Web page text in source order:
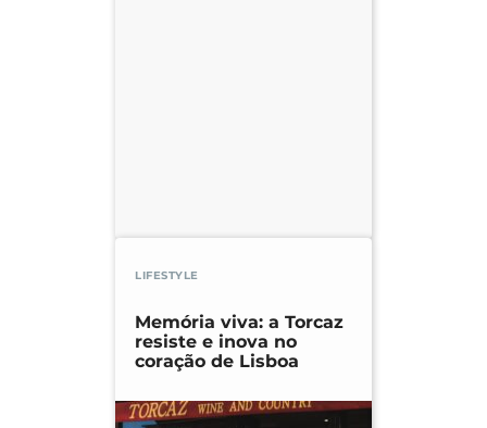
LIFESTYLE
Memória viva: a Torcaz
resiste e inova no
coração de Lisboa